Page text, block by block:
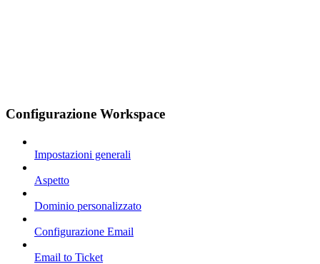
Configurazione Workspace
Impostazioni generali
Aspetto
Dominio personalizzato
Configurazione Email
Email to Ticket